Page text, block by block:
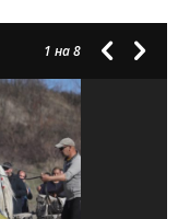
1 на 8